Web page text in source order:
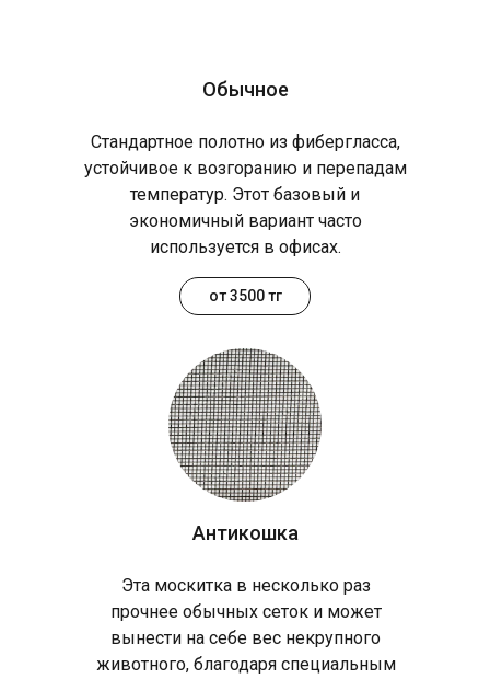
Обычное
Антикошка
Стандартное полотно из фибергласса,
устойчивое к возгоранию и перепадам
температур. Этот базовый и
экономичный вариант часто
используется в офисах.
Эта москитка в несколько раз
прочнее обычных сеток и может
вынести на себе вес некрупного
животного, благодаря специальным
от 3500 тг